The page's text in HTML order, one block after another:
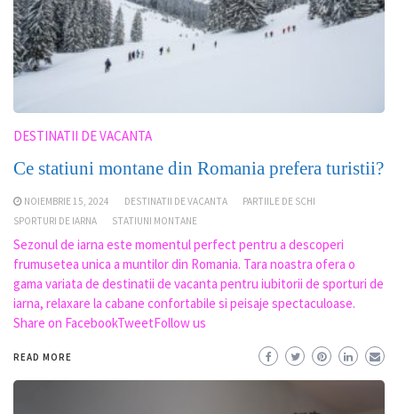
DESTINATII DE VACANTA
Ce statiuni montane din Romania prefera turistii?
NOIEMBRIE 15, 2024 DESTINATII DE VACANTA
PARTIILE DE SCHI
SPORTURI DE IARNA
STATIUNI MONTANE
Sezonul de iarna este momentul perfect pentru a descoperi
frumusetea unica a muntilor din Romania. Tara noastra ofera o
gama variata de destinatii de vacanta pentru iubitorii de sporturi de
iarna, relaxare la cabane confortabile si peisaje spectaculoase.
Share on FacebookTweetFollow us
READ MORE